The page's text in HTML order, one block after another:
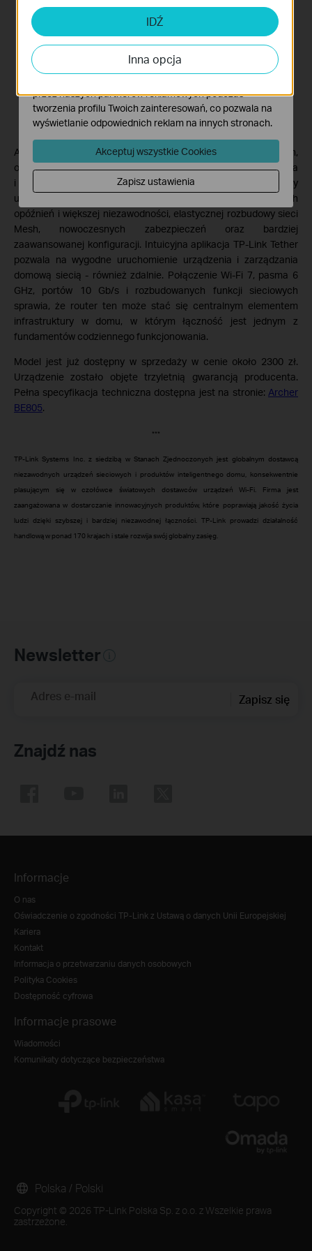
Archer BE805 wykorzystuje technologię Multi-Link Operation,
obsługuje EasyMesh, WPA3 i HomeShield, a także funkcje klienta
i serwera VPN. Dzięki temu router odpowiada na potrzeby
użytkowników oczekujących wysokiej wydajności, niższych
opóźnień i większej niezawodności, elastycznej rozbudowy sieci
Mesh, nowoczesnych zabezpieczeń oraz bardziej
zaawansowanej konfiguracji. Intuicyjna aplikacja TP-Link Tether
pozwala na wygodne uruchomienie urządzenia i zarządzania
domową siecią - również zdalnie. Połączenie Wi-Fi 7, pasma 6
GHz, portów 10 Gb/s i rozbudowanych funkcji sieciowych
sprawia, że router ten może stać się centralnym elementem
infrastruktury w domu, w którym łączność jest jednym z
fundamentów codziennego funkcjonowania.
Model jest już dostępny w sprzedaży w cenie około 2300 zł.
Urządzenie zostało objęte trzyletnią gwarancją producenta.
Pełna specyfikacja techniczna dostępna jest na stronie: Archer
BE805.
***
TP-Link Systems Inc. z siedzibą w Stanach Zjednoczonych jest globalnym dostawcą
niezawodnych urządzeń sieciowych i produktów inteligentnego domu, konsekwentnie
plasującym się w czołówce światowych dostawców urządzeń Wi-Fi. Firma jest
zaangażowana w dostarczanie innowacyjnych produktów, które poprawiają jakość życia
ludzi dzięki szybszej i bardziej niezawodnej łączności. TP-Link prowadzi działalność
handlową w ponad 170 krajach i stale rozwija swój globalny zasięg.
Newsletter
Adres e-mail Zapisz się
Znajdź nas
Informacje
O nas
Oświadczenie o zgodności TP-Link z Ustawą o danych Unii Europejskiej
Kariera
Kontakt
Informacja o przetwarzaniu danych osobowych
Polityka Cookies
Dostępność cyfrowa
Informacje prasowe
Wiadomości
Komunikaty dotyczące bezpieczeństwa
Copyright © 2026 TP-Link Polska Sp. z o.o. z Wszelkie prawa
zastrzeżone.
Polska / Polski
IDŹ
Inna opcja
Cookies dotyczące analizy i marketingu
Analiza - Te pliki Cookies są wykorzystywane w celu
analizy ruchu na naszej stronie, co umożliwia poprawę i
dostosowanie wyświetlanych treści.
przez naszych partnerów reklamowych podczas
tworzenia profilu Twoich zainteresowań, co pozwala na
wyświetlanie odpowiednich reklam na innych stronach.
Akceptuj wszystkie Cookies
Zapisz ustawienia